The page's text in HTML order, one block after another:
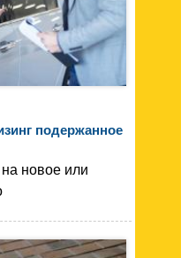
подержанное
новое или